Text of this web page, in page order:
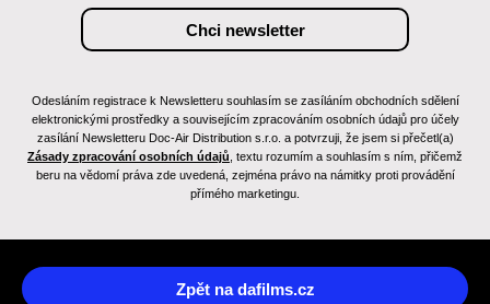
Odesláním registrace k Newsletteru souhlasím se zasíláním obchodních sdělení
elektronickými prostředky a souvisejícím zpracováním osobních údajů pro účely
zasílání Newsletteru Doc-Air Distribution s.r.o. a potvrzuji, že jsem si přečetl(a)
Zásady zpracování osobních údajů , textu rozumím a souhlasím s ním, přičemž
beru na vědomí práva zde uvedená, zejména právo na námitky proti provádění
přímého marketingu.
Zpět na dafilms.cz